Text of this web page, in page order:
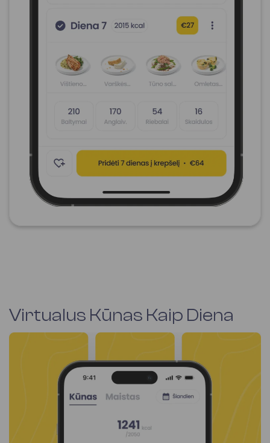
Virtualus Kūnas Kaip Diena